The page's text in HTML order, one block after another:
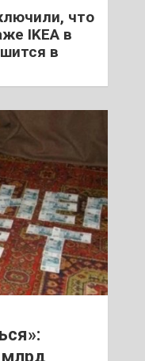
что
IKEA в
в
млрд